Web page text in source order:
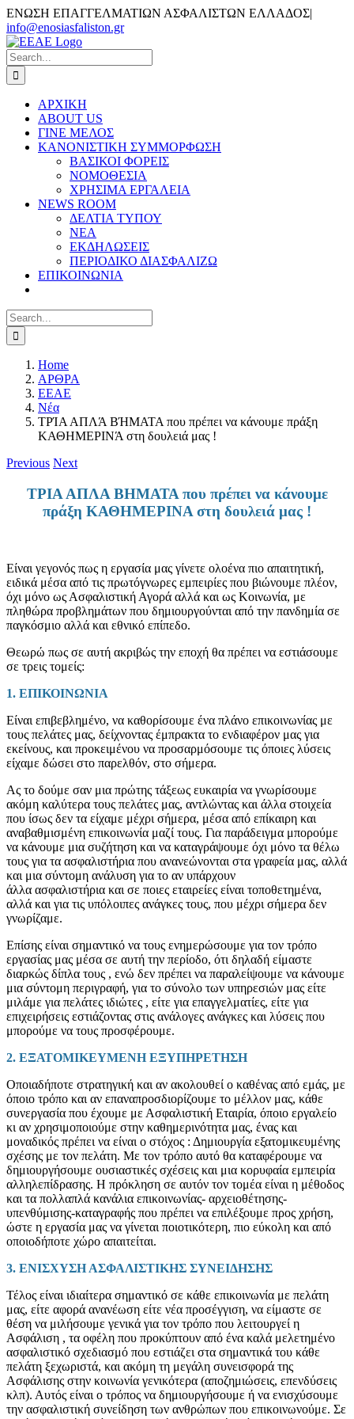
Skip
to
content
ΕΝΩΣΗ ΕΠΑΓΓΕΛΜΑΤΙΩΝ ΑΣΦΑΛΙΣΤΩΝ ΕΛΛΑΔΟΣ|
info@enosiasfaliston.gr
Email
Search
for:
ΑΡΧΙΚΗ
ABOUT US
ΓΙΝΕ ΜΕΛΟΣ
ΚΑΝΟΝΙΣΤΙΚΗ ΣΥΜΜΟΡΦΩΣΗ
ΒΑΣΙΚΟΙ ΦΟΡΕΙΣ
ΝΟΜΟΘΕΣΙΑ
ΧΡΗΣΙΜΑ ΕΡΓΑΛΕΙΑ
NEWS ROOM
ΔΕΛΤΙΑ ΤΥΠΟΥ
ΝΕΑ
ΕΚΔΗΛΩΣΕΙΣ
ΠΕΡΙΟΔΙΚΟ ΔΙΑΣΦΑΛΙΖΩ
ΕΠΙΚΟΙΝΩΝΙΑ
Search
for:
Home
ΑΡΘΡΑ
ΕΕΑΕ
Νέα
ΤΡΊΑ ΑΠΛΆ ΒΉΜΑΤΑ που πρέπει να κάνουμε πράξη
ΚΑΘΗΜΕΡΙΝΆ στη δουλειά μας !
Previous Next
ΤΡΙΑ ΑΠΛΑ ΒΗΜΑΤΑ που πρέπει να κάνουμε
πράξη ΚΑΘΗΜΕΡΙΝΑ στη δουλειά μας !
Είναι γεγονός πως η εργασία μας γίνετε ολοένα πιο απαιτητική,
ειδικά μέσα από τις πρωτόγνωρες εμπειρίες που βιώνουμε πλέον,
όχι μόνο ως Ασφαλιστική Αγορά αλλά και ως Κοινωνία, με
πληθώρα προβλημάτων που δημιουργούνται από την πανδημία σε
παγκόσμιο αλλά και εθνικό επίπεδο.
Θεωρώ πως σε αυτή ακριβώς την εποχή θα πρέπει να εστιάσουμε
σε τρεις τομείς:
1. ΕΠΙΚΟΙΝΩΝΙΑ
Είναι επιβεβλημένο, να καθορίσουμε ένα πλάνο επικοινωνίας με
τους πελάτες μας, δείχνοντας έμπρακτα το ενδιαφέρον μας για
εκείνους, και προκειμένου να προσαρμόσουμε τις όποιες λύσεις
είχαμε δώσει στο παρελθόν, στο σήμερα.
Ας το δούμε σαν μια πρώτης τάξεως ευκαιρία να γνωρίσουμε
ακόμη καλύτερα τους πελάτες μας, αντλώντας και άλλα στοιχεία
που ίσως δεν τα είχαμε μέχρι σήμερα, μέσα από επίκαιρη και
αναβαθμισμένη επικοινωνία μαζί τους. Για παράδειγμα μπορούμε
να κάνουμε μια συζήτηση και να καταγράψουμε όχι μόνο τα θέλω
τους για τα ασφαλιστήρια που ανανεώνονται στα γραφεία μας, αλλά
και μια σύντομη ανάλυση για το αν υπάρχουν
άλλα ασφαλιστήρια και σε ποιες εταιρείες είναι τοποθετημένα,
αλλά και για τις υπόλοιπες ανάγκες τους, που μέχρι σήμερα δεν
γνωρίζαμε.
Επίσης είναι σημαντικό να τους ενημερώσουμε για τον τρόπο
εργασίας μας μέσα σε αυτή την περίοδο, ότι δηλαδή είμαστε
διαρκώς δίπλα τους , ενώ δεν πρέπει να παραλείψουμε να κάνουμε
μια σύντομη περιγραφή, για το σύνολο των υπηρεσιών μας είτε
μιλάμε για πελάτες ιδιώτες , είτε για επαγγελματίες, είτε για
επιχειρήσεις εστιάζοντας στις ανάλογες ανάγκες και λύσεις που
μπορούμε να τους προσφέρουμε.
2. ΕΞΑΤΟΜΙΚΕΥΜΕΝΗ ΕΞΥΠΗΡΕΤΗΣΗ
Οποιαδήποτε στρατηγική και αν ακολουθεί ο καθένας από εμάς, με
όποιο τρόπο και αν επαναπροσδιορίζουμε το μέλλον μας, κάθε
συνεργασία που έχουμε με Ασφαλιστική Εταιρία, όποιο εργαλείο
κι αν χρησιμοποιούμε στην καθημερινότητα μας, ένας και
μοναδικός πρέπει να είναι ο στόχος : Δημιουργία εξατομικευμένης
σχέσης με τον πελάτη. Με τον τρόπο αυτό θα καταφέρουμε να
δημιουργήσουμε ουσιαστικές σχέσεις και μια κορυφαία εμπειρία
αλληλεπίδρασης. Η πρόκληση σε αυτόν τον τομέα είναι η μέθοδος
και τα πολλαπλά κανάλια επικοινωνίας- αρχειοθέτησης-
υπενθύμισης-καταγραφής που πρέπει να επιλέξουμε προς χρήση,
ώστε η εργασία μας να γίνεται ποιοτικότερη, πιο εύκολη και από
οποιοδήποτε χώρο απαιτείται.
3. ΕΝΙΣΧΥΣΗ ΑΣΦΑΛΙΣΤΙΚΗΣ ΣΥΝΕΙΔΗΣΗΣ
Τέλος είναι ιδιαίτερα σημαντικό σε κάθε επικοινωνία με πελάτη
μας, είτε αφορά ανανέωση είτε νέα προσέγγιση, να είμαστε σε
θέση να μιλήσουμε γενικά για τον τρόπο που λειτουργεί η
Ασφάλιση , τα οφέλη που προκύπτουν από ένα καλά μελετημένο
ασφαλιστικό σχεδιασμό που εστιάζει στα σημαντικά του κάθε
πελάτη ξεχωριστά, και ακόμη τη μεγάλη συνεισφορά της
Ασφάλισης στην κοινωνία γενικότερα (αποζημιώσεις, επενδύσεις
κλπ). Αυτός είναι ο τρόπος να δημιουργήσουμε ή να ενισχύσουμε
την ασφαλιστική συνείδηση των ανθρώπων που επικοινωνούμε. Σε